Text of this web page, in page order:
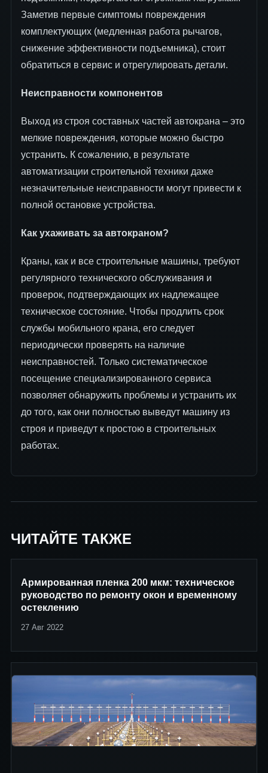
Заметив первые симптомы повреждения
комплектующих (медленная работа рычагов,
снижение эффективности подъемника), стоит
обратиться в сервис и отрегулировать детали.
Неисправности компонентов
Выход из строя составных частей автокрана – это
мелкие повреждения, которые можно быстро
устранить. К сожалению, в результате
автоматизации строительной техники даже
незначительные неисправности могут привести к
полной остановке устройства.
Как ухаживать за автокраном?
Краны, как и все строительные машины, требуют
регулярного технического обслуживания и
проверок, подтверждающих их надлежащее
техническое состояние. Чтобы продлить срок
службы мобильного крана, его следует
периодически проверять на наличие
неисправностей. Только систематическое
посещение специализированного сервиса
позволяет обнаружить проблемы и устранить их
до того, как они полностью выведут машину из
строя и приведут к простою в строительных
работах.
ЧИТАЙТЕ ТАКЖЕ
Армированная пленка 200 мкм: техническое
руководство по ремонту окон и временному
остеклению
27 Авг 2022